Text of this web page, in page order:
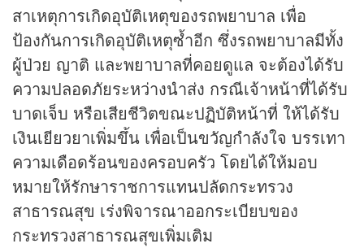
สาเหตุการเกิดอุบัติเหตุของรถพยาบาล เพื่อ
ป้องกันการเกิดอุบัติเหตุซ้ำอีก ซึ่งรถพยาบาลมีทั้ง
ผู้ป่วย ญาติ และพยาบาลที่คอยดูแล จะต้องได้รับ
ความปลอดภัยระหว่างนำส่ง กรณีเจ้าหน้าที่ได้รับ
บาดเจ็บ หรือเสียชีวิตขณะปฏิบัติหน้าที่ ให้ได้รับ
เงินเยียวยาเพิ่มขึ้น เพื่อเป็นขวัญกำลังใจ บรรเทา
ความเดือดร้อนของครอบครัว โดยได้ให้มอบ
หมายให้รักษาราชการแทนปลัดกระทรวง
สาธารณสุข เร่งพิจารณาออกระเบียบของ
กระทรวงสาธารณสุขเพิ่มเติม